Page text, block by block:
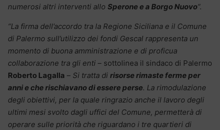
numerosi altri interventi allo Sperone e a Borgo Nuovo“.
“La firma dell’accordo tra la Regione Siciliana e il Comune
di Palermo sull’utilizzo dei fondi Gescal rappresenta un
momento di buona amministrazione e di proficua
collaborazione tra gli enti – sottolinea il sindaco di Palermo
Roberto Lagalla – Si tratta di risorse rimaste ferme per
anni e che rischiavano di essere perse. La rimodulazione
degli obiettivi, per la quale ringrazio anche il lavoro degli
ultimi mesi svolto dagli uffici del Comune, permetterà di
operare sulle priorità che riguardano i tre quartieri di